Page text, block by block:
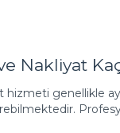
Nakliyat
genellikle